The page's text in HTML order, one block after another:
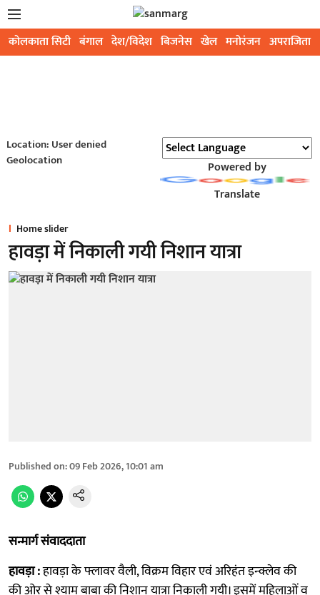
कोलकाता सिटी बंगाल देश/विदेश बिजनेस खेल मनोरंजन अपराजिता
Location: User denied
Geolocation
Powered by
Translate
Home slider
हावड़ा में निकाली गयी निशान यात्रा
Published on:09 Feb 2026, 10:01 am
सन्मार्ग संवाददाता
हावड़ा :हावड़ा के फ्लावर वैली, विक्रम विहार एवं अरिहंत इन्क्लेव की
की ओर से श्याम बाबा की निशान यात्रा निकाली गयी। इसमें महिलाओं व